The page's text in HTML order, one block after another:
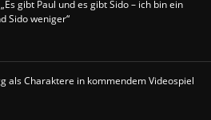
gibt Paul und es gibt Sido – ich bin ein
Sido weniger“
als Charaktere in kommendem Videospiel